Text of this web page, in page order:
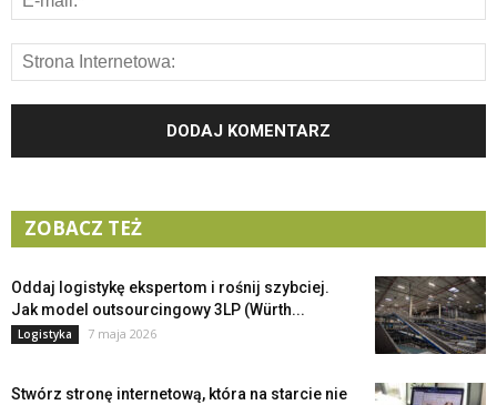
ZOBACZ TEŻ
Oddaj logistykę ekspertom i rośnij szybciej.
Jak model outsourcingowy 3LP (Würth...
Logistyka 7 maja 2026
Stwórz stronę internetową, która na starcie nie